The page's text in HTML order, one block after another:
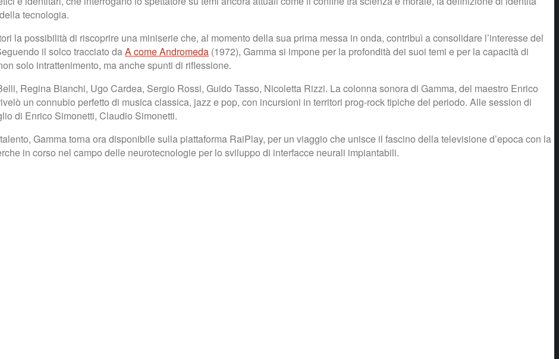
tecnologia.
la possibilità di riscoprire una miniserie che, al momento della sua prima messa in onda, contribuì a consolidare l’interesse del
il solco tracciato daA come Andromeda (1972), Gamma si impone per la profondità dei suoi temi e per la capacità di
solo intrattenimento, ma anche spunti di riflessione.
Regina Bianchi, Ugo Cardea, Sergio Rossi, Guido Tasso, Nicoletta Rizzi. La colonna sonora di Gamma, del maestro Enrico
un connubio perfetto di musica classica, jazz e pop, con incursioni in territori prog-rock tipiche del periodo. Alle session di
di Enrico Simonetti, Claudio Simonetti.
Gamma torna ora disponibile sulla piattaforma RaiPlay, per un viaggio che unisce il fascino della televisione d’epoca con la
in corso nel campo delle neurotecnologie per lo sviluppo di interfacce neurali impiantabili.